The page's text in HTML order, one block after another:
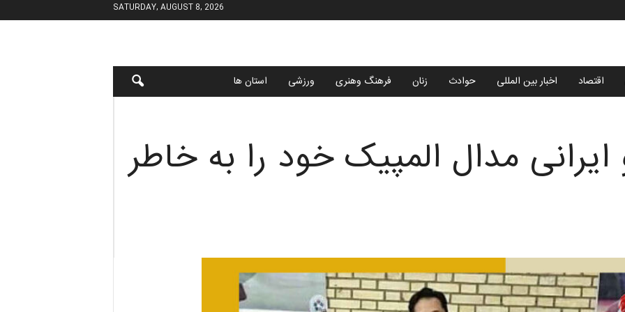
SATURDAY, AUGUST 8, 2026
اقتصاد اخبار بین المللی حوادث زنان فرهنگ وهنری ورزشی استان ها
مدال المپیک خود را به خاطر